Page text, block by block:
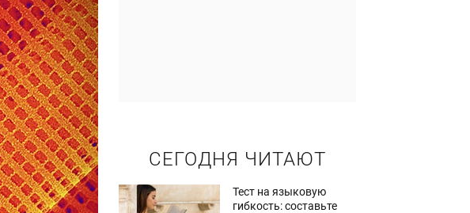
СЕГОДНЯ ЧИТАЮТ
Тест на языковую
гибкость: составьте